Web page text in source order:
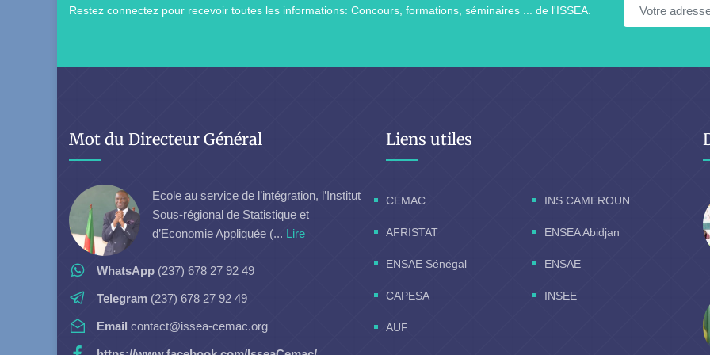
Restez connectez pour recevoir toutes les informations: Concours, formations, séminaires ... de l'ISSEA.
Mot du Directeur Général
Ecole au service de l’intégration, l’Institut
Sous-régional de Statistique et
d’Economie Appliquée (... Lire
WhatsApp (237) 678 27 92 49
Telegram (237) 678 27 92 49
Email contact@issea-cemac.org
Liens utiles
CEMAC INS CAMEROUN
AFRISTAT ENSEA Abidjan
ENSAE Sénégal ENSAE
CAPESA INSEE
AUF